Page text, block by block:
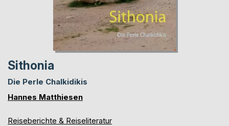
Sithonia
Die Perle Chalkidikis
Hannes Matthiesen
Reiseberichte & Reiseliteratur